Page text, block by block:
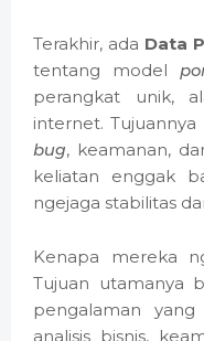
Terakhir, ada Data
tentang model
perangkat unik,
internet.
bug, keamanan,
keliatan enggak
ngejaga stabilitas
Kenapa mereka
Tujuan utamanya
pengalaman
analisis bisnis,